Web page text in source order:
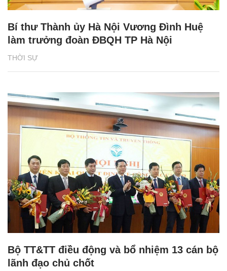
THỜI SỰ
Bí thư Thành ủy Hà Nội Vương Đình Huệ
làm trưởng đoàn ĐBQH TP Hà Nội
Bộ TT&TT điều động và bổ nhiệm 13 cán bộ
lãnh đạo chủ chốt